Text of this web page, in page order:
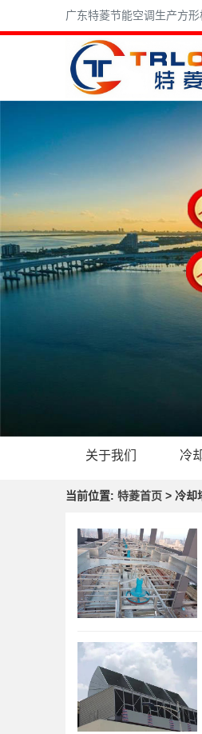
广东特菱节能空调生产方
关于我们 冷
当前位置: 特菱首页 > 冷却